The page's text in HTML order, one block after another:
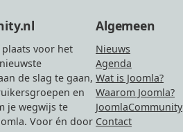
plaats voor het
de slag te gaan,
en
je wegwijs te
Voor én door
Algemeen
Nieuws
Agenda
Wat is Joomla?
Waarom Joomla?
JoomlaCommunity
Contact